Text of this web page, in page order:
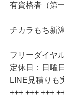
有資格者（第
チカラもち新
フリーダイヤ
定休日：日曜日
LINE見積りも
+++ +++ +++